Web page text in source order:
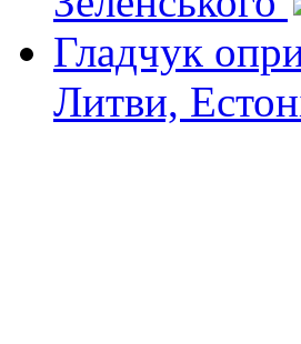
Гладчук
Литви,